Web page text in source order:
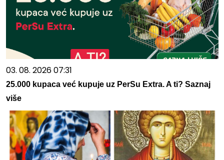
03. 08. 2026 07:31
25.000 kupaca već kupuje uz PerSu Extra. A ti? Saznaj
više